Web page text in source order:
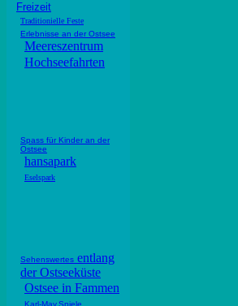
Freizeit
Traditionielle Feste
Erlebnisse an der Ostsee
Meereszentrum
Hochseefahrten
Spass für Kinder an der
Ostsee
hansapark
Eselspark
Sehenswertes entlang
der Ostseeküste
Ostsee in Fammen
Karl-May.Spiele